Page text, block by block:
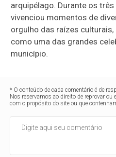
arquipélago. Durante os
vivenciou momentos de
orgulho das raízes
como uma das grandes
município.
* O conteúdo de cada comentário é de
Nos reservamos ao direito de reprovar
com o propósito do site ou que